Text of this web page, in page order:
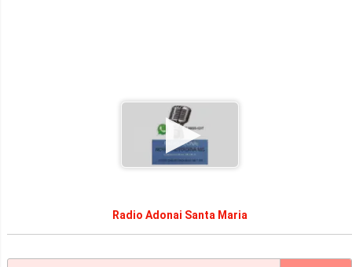
Radio Adonai Santa Maria